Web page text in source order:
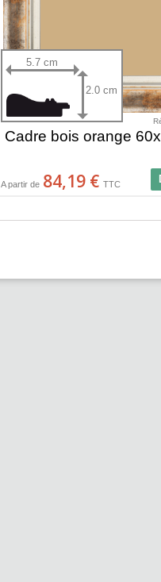
5.7 cm
2.0 cm
Cadre bois orange
A partir de 84,19 € TTC